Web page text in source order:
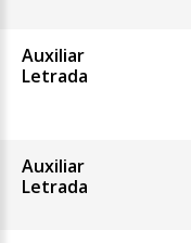
Auxiliar
Letrada
Auxiliar
Letrada